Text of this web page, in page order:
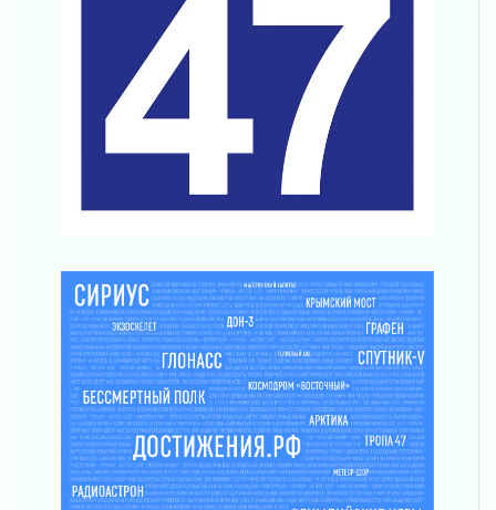
В Ивангороде появилась «Избушка-
Юхла, мука, кантеле и Водяной
01 августа 2026
01 августа 2026
В Ленобласти открылась экспозиция к 150-
летию Билибина
01 августа 2026
Болезнь девственниц и вампиров
01 августа 2026
Безмолвный крик о помощи
01 августа 2026
В музей всей семьёй
01 августа 2026
Без заявлений и очередей
01 августа 2026